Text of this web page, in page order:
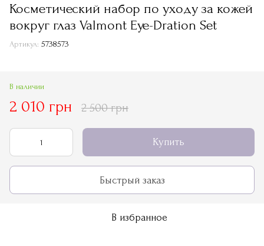
Косметический набор по уходу за кожей
вокруг глаз Valmont Eye-Dration Set
Артикул: 5738573
В наличии
2 010 грн 2 500 грн
Купить
Быстрый заказ
В избранное